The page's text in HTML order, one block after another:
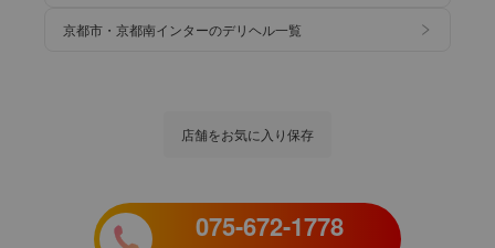
京都市・京都南インターのデリヘル一覧
店舗をお気に入り保存
075-672-1778